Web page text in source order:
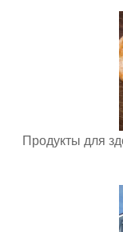
Продукты для